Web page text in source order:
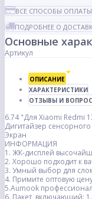
ВСЕ СПОСОБЫ ОПЛАТЫ
ПОДРОБНЕЕ О
Основные
Артикул
ОПИСАНИЕ
ХАРАКТЕРИСТИКИ
ОТЗЫВЫ И
6.74 "Для Xiaomi Redmi
Дигитайзер
Экран
ИНФОРМАЦИЯ
1. ЖК-дисплей
2. Хорошо подходит к
3. Умный выбор для
4. Примите оптовую
5.Aumook